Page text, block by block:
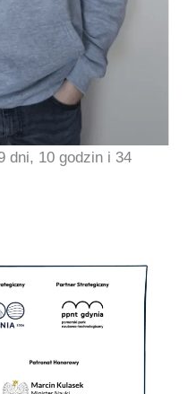
dni, 10 godzin i 34